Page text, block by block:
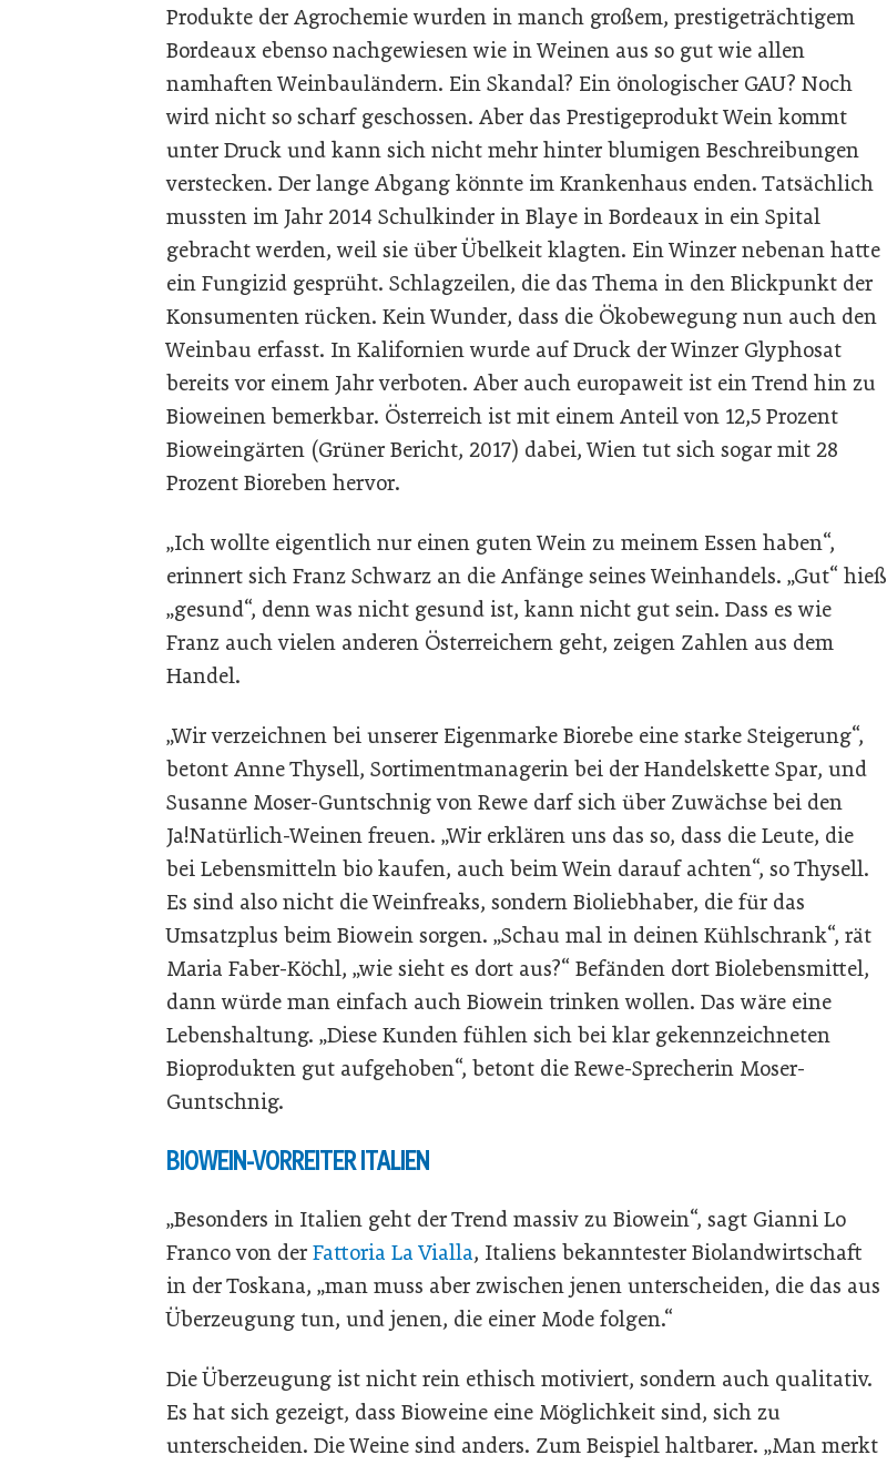
Produkte der Agrochemie wurden in manch großem, prestigeträchtigem
Bordeaux ebenso nachgewiesen wie in Weinen aus so gut wie allen
namhaften Weinbauländern. Ein Skandal? Ein önologischer GAU? Noch
wird nicht so scharf geschossen. Aber das Prestigeprodukt Wein kommt
unter Druck und kann sich nicht mehr hinter blumigen Beschreibungen
verstecken. Der lange Abgang könnte im Krankenhaus enden. Tatsächlich
mussten im Jahr 2014 Schulkinder in Blaye in Bordeaux in ein Spital
gebracht werden, weil sie über Übelkeit klagten. Ein Winzer nebenan hatte
ein Fungizid gesprüht. Schlagzeilen, die das Thema in den Blickpunkt der
Konsumenten rücken. Kein Wunder, dass die Ökobewegung nun auch den
Weinbau erfasst. In Kalifornien wurde auf Druck der Winzer Glyphosat
bereits vor einem Jahr verboten. Aber auch europaweit ist ein Trend hin zu
Bioweinen bemerkbar. Österreich ist mit einem Anteil von 12,5 Prozent
Bioweingärten (Grüner Bericht, 2017) dabei, Wien tut sich sogar mit 28
Prozent Bioreben hervor.
„Ich wollte eigentlich nur einen guten Wein zu meinem Essen haben“,
erinnert sich Franz Schwarz an die Anfänge seines Weinhandels. „Gut“ hieß
„gesund“, denn was nicht gesund ist, kann nicht gut sein. Dass es wie
Franz auch vielen anderen Österreichern geht, zeigen Zahlen aus dem
Handel.
„Wir verzeichnen bei unserer Eigenmarke Biorebe eine starke Steigerung“,
betont Anne Thysell, Sortimentmanagerin bei der Handelskette Spar, und
Susanne Moser-Guntschnig von Rewe darf sich über Zuwächse bei den
Ja!Natürlich-Weinen freuen. „Wir erklären uns das so, dass die Leute, die
bei Lebensmitteln bio kaufen, auch beim Wein darauf achten“, so Thysell.
Es sind also nicht die Weinfreaks, sondern Bioliebhaber, die für das
Umsatzplus beim Biowein sorgen. „Schau mal in deinen Kühlschrank“, rät
Maria Faber-Köchl, „wie sieht es dort aus?“ Befänden dort Biolebensmittel,
dann würde man einfach auch Biowein trinken wollen. Das wäre eine
Lebenshaltung. „Diese Kunden fühlen sich bei klar gekennzeichneten
Bioprodukten gut aufgehoben“, betont die Rewe-Sprecherin Moser-
Guntschnig.
BIOWEIN-VORREITER ITALIEN
„Besonders in Italien geht der Trend massiv zu Biowein“, sagt Gianni Lo
Franco von der Fattoria La Vialla, Italiens bekanntester Biolandwirtschaft
in der Toskana, „man muss aber zwischen jenen unterscheiden, die das aus
Überzeugung tun, und jenen, die einer Mode folgen.“
Die Überzeugung ist nicht rein ethisch motiviert, sondern auch qualitativ.
Es hat sich gezeigt, dass Bioweine eine Möglichkeit sind, sich zu
unterscheiden. Die Weine sind anders. Zum Beispiel haltbarer. „Man merkt